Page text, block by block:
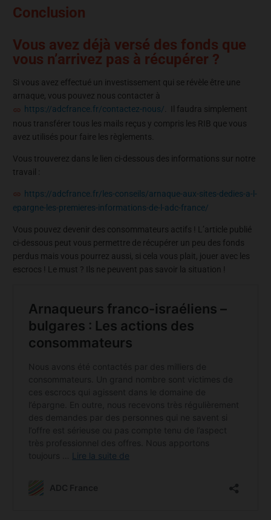
Conclusion
Vous avez déjà versé des fonds que
vous n’arrivez pas à récupérer ?
Si vous avez effectué un investissement qui se révèle être une
arnaque, vous pouvez nous contacter à
https://adcfrance.fr/contactez-nous/. Il faudra simplement
nous transférer tous les mails reçus y compris les RIB que vous
avez utilisés pour faire les règlements.
Vous trouverez dans le lien ci-dessous des informations sur notre
travail :
https://adcfrance.fr/les-conseils/arnaque-aux-sites-dedies-a-l-
epargne-les-premieres-informations-de-l-adc-france/
Vous pouvez devenir des consommateurs actifs ! L’article publié
ci-dessous peut vous permettre de récupérer un peu des fonds
perdus mais vous pourrez aussi, si cela vous plait, jouer avec les
escrocs ! Le must ? Ils ne peuvent pas savoir la situation !